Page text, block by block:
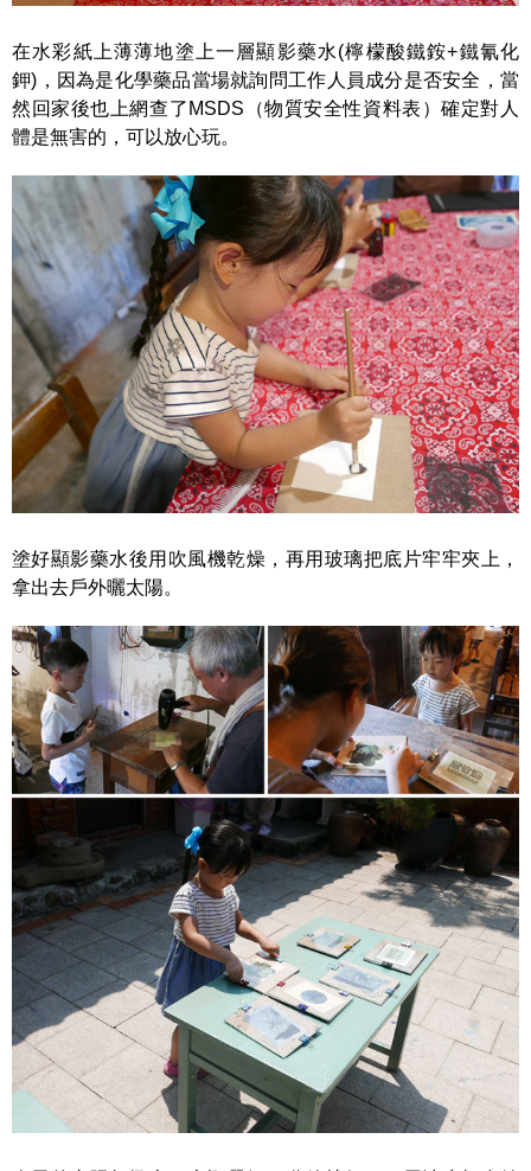
在水彩紙上薄薄地塗上一層顯影藥水(檸檬酸鐵銨+鐵氰化
鉀)，因為是化學藥品當場就詢問工作人員成分是否安全，當
然回家後也上網查了MSDS（物質安全性資料表）確定對人
體是無害的，可以放心玩。
塗好顯影藥水後用吹風機乾燥，再用玻璃把底片牢牢夾上，
拿出去戶外曬太陽。